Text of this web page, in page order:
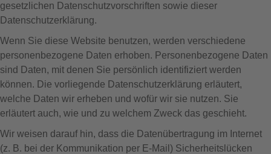
gesetzlichen Datenschutzvorschriften sowie dieser
Datenschutzerklärung.
Wenn Sie diese Website benutzen, werden verschiedene
personenbezogene Daten erhoben. Personenbezogene Daten
sind Daten, mit denen Sie persönlich identifiziert werden
können. Die vorliegende Datenschutzerklärung erläutert,
welche Daten wir erheben und wofür wir sie nutzen. Sie
erläutert auch, wie und zu welchem Zweck das geschieht.
Wir weisen darauf hin, dass die Datenübertragung im Internet
(z. B. bei der Kommunikation per E-Mail) Sicherheitslücken